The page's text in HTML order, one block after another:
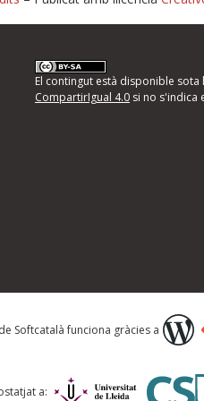
següents i descriviu quina és la
El contingut està disponible sota
CompartirIgual 4.0si no s'indica
Softcatalà funciona gràcies a
a: